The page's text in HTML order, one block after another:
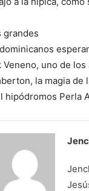
grandes
Veneno, uno de
la magia de
hipódromos Perla